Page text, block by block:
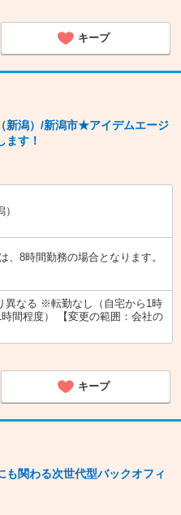
キープ
新潟）/新潟市★アイデムエージ
ます！
、8時間勤務の場合となります。
なる ※転勤なし（自宅から1時
間程度） 【変更の範囲：会社の
キープ
も関わる次世代型バックオフィ